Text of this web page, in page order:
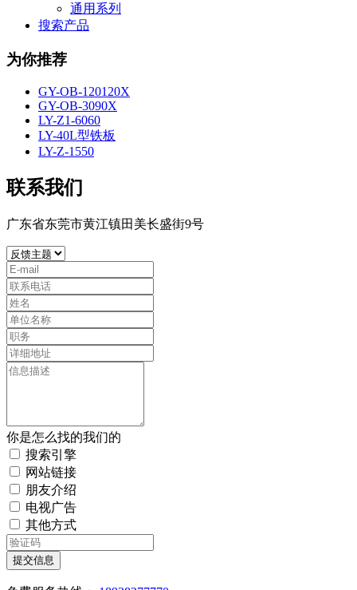
通用系列
搜索产品
为你推荐
GY-OB-120120X
GY-OB-3090X
LY-Z1-6060
LY-40L型铁板
LY-Z-1550
联系我们
广东省东莞市黄江镇田美长盛街9号
你是怎么找的我们的
搜索引擎
网站链接
朋友介绍
电视广告
其他方式
提交信息